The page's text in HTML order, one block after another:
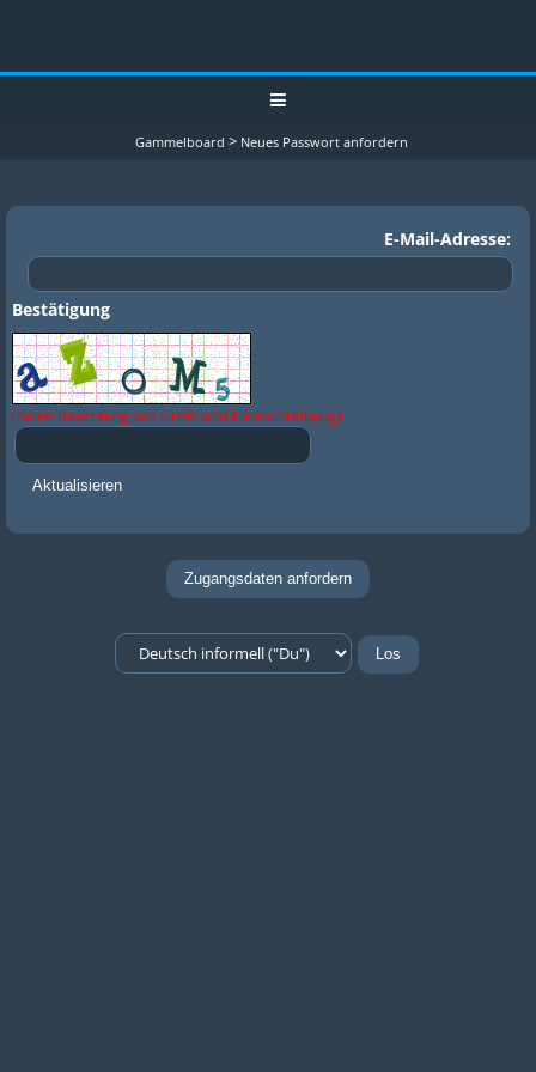
Gammelboard > Neues Passwort anfordern
E-Mail-Adresse:
Bestätigung
(Keine Beachtung von Groß- und Kleinschreibung)